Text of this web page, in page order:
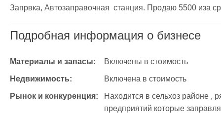
Запрвка, Автозаправочная  станция. Продаю 5500 иза
Подробная информация о бизнесе
Материалы и запасы: Включены в стоимость
Недвижимость: Включена в стоимость
Рынок и конкуренция:
Находится в сельхоз районе ,
предприятий которые